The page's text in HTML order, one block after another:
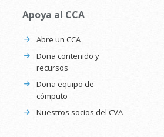
Apoya al CCA
Abre un CCA
Dona contenido y
recursos
Dona equipo de
cómputo
Nuestros socios del CVA